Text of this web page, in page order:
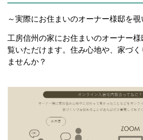
～実際にお住まいのオーナー様邸を覗
工房信州の家にお住まいのオーナー
覧いただけます。住み心地や、家づ
ませんか？